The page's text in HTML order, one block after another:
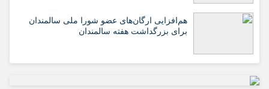
هم‌افزایی ارگان‌های عضو شورا ملی سالمندان
برای بزرگداشت هفته سالمندان